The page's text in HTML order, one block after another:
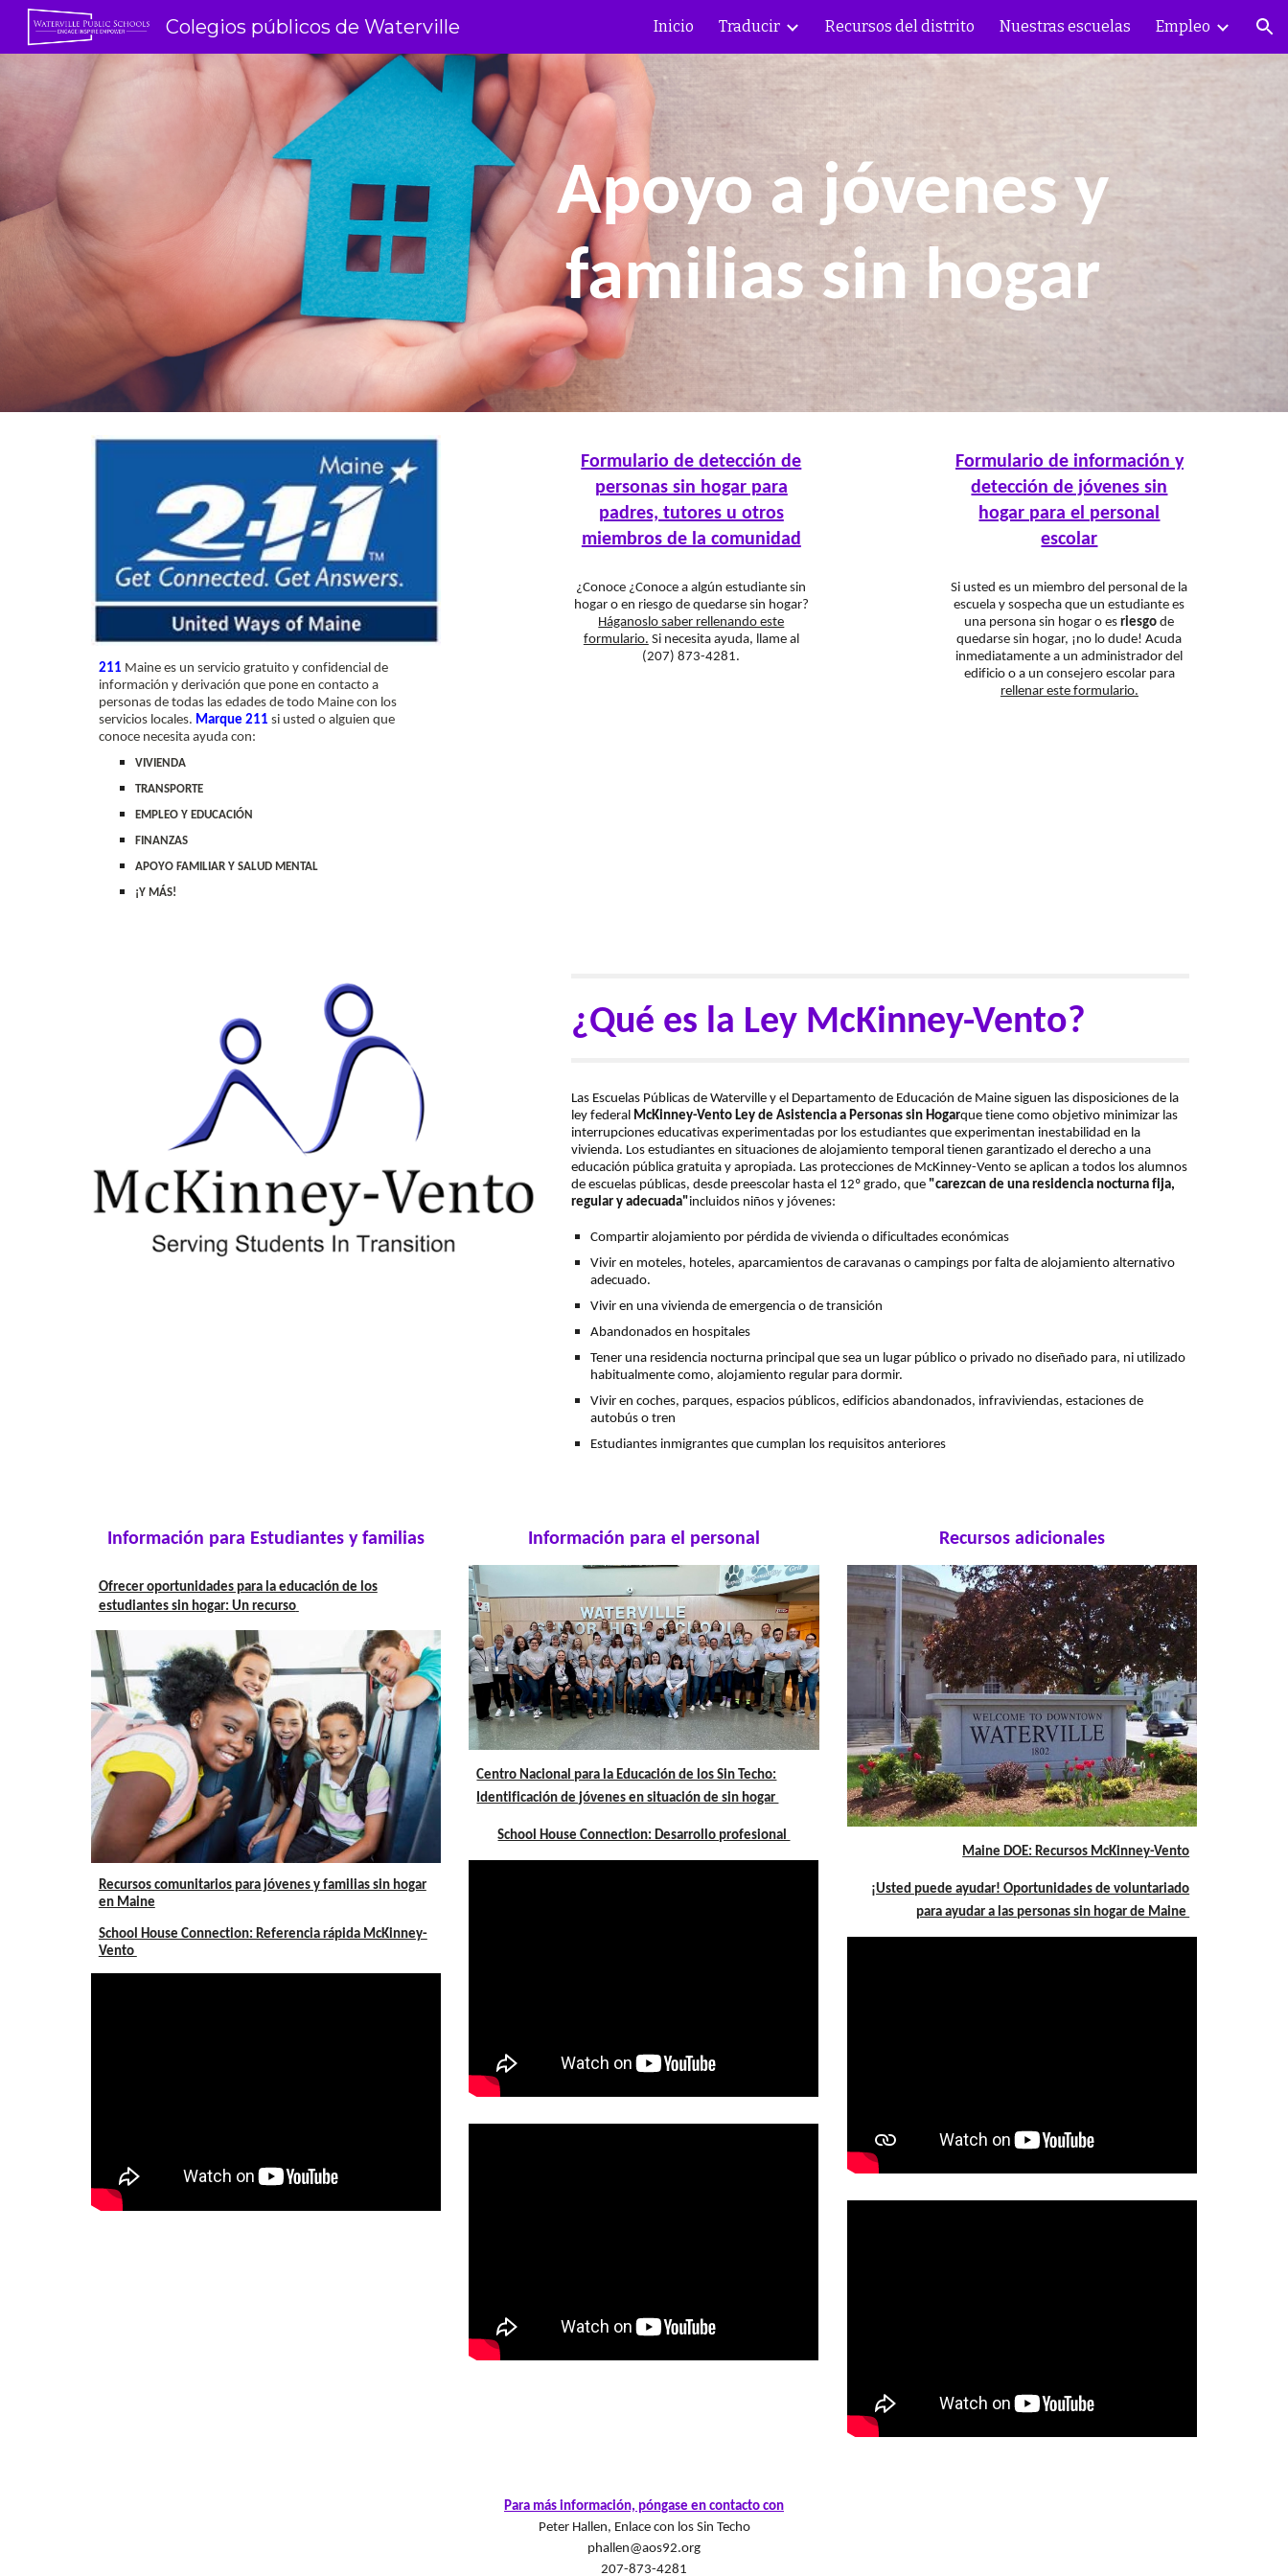
Ir al contenido principal Saltar a la navegación
Colegios públicos de Waterville Inicio Traducir Recursos del distrito Nuestras escuelas Empleo
Apoyo a jóvenes y
familias sin hogar
211 Maine es un servicio gratuito y confidencial de
información y derivación que pone en contacto a
personas de todas las edades de todo Maine con los
servicios locales. Marque 211 si usted o alguien que
conoce necesita ayuda con:
VIVIENDA
TRANSPORTE
EMPLEO Y EDUCACIÓN
FINANZAS
APOYO FAMILIAR Y SALUD MENTAL
¡Y MÁS!
Formulario de detección de
personas sin hogar para
padres, tutores u otros
miembros de la comunidad
¿Conoce ¿Conoce a algún estudiante sin
hogar o en riesgo de quedarse sin hogar?
Háganoslo saber rellenando este
formulario. Si necesita ayuda, llame al
(207) 873-4281.
Formulario de información y
detección de jóvenes sin
hogar para el personal
escolar
Si usted es un miembro del personal de la
escuela y sospecha que un estudiante es
una persona sin hogar o esriesgo de
quedarse sin hogar, ¡no lo dude! Acuda
inmediatamente a un administrador del
edificio o a un consejero escolar para
rellenar este formulario.
¿Qué es la Ley McKinney-Vento?
Las Escuelas Públicas de Waterville y el Departamento de Educación de Maine siguen las disposiciones de la
ley federal McKinney-Vento Ley de Asistencia a Personas sin Hogarque tiene como objetivo minimizar las
interrupciones educativas experimentadas por los estudiantes que experimentan inestabilidad en la
vivienda. Los estudiantes en situaciones de alojamiento temporal tienen garantizado el derecho a una
educación pública gratuita y apropiada. Las protecciones de McKinney-Vento se aplican a todos los alumnos
de escuelas públicas, desde preescolar hasta el 12º grado, que "carezcan de una residencia nocturna fija,
regular y adecuada"incluidos niños y jóvenes:
Compartir alojamiento por pérdida de vivienda o dificultades económicas
Vivir en moteles, hoteles, aparcamientos de caravanas o campings por falta de alojamiento alternativo
adecuado.
Vivir en una vivienda de emergencia o de transición
Abandonados en hospitales
Tener una residencia nocturna principal que sea un lugar público o privado no diseñado para, ni utilizado
habitualmente como, alojamiento regular para dormir.
Vivir en coches, parques, espacios públicos, edificios abandonados, infraviviendas, estaciones de
autobús o tren
Estudiantes inmigrantes que cumplan los requisitos anteriores
Información para Estudiantes y familias
Ofrecer oportunidades para la educación de los
estudiantes sin hogar: Un recurso
Recursos comunitarios para jóvenes y familias sin hogar
en Maine
School House Connection: Referencia rápida McKinney-
Vento
Información para el personal
Centro Nacional para la Educación de los Sin Techo:
Identificación de jóvenes en situación de sin hogar
School House Connection: Desarrollo profesional
Recursos adicionales
Maine DOE: Recursos McKinney-Vento
¡Usted puede ayudar! Oportunidades de voluntariado
para ayudar a las personas sin hogar de Maine
Para más información, póngase en contacto con
Peter Hallen, Enlace con los Sin Techo
phallen@aos92.org
207-873-4281